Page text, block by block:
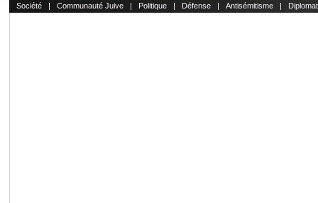
Société| Communauté Juive| Politique| Défense| Antisémitisme|